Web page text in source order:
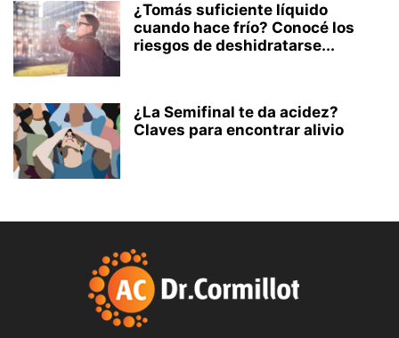
¿Tomás suficiente líquido
cuando hace frío? Conocé los
riesgos de deshidratarse...
¿La Semifinal te da acidez?
Claves para encontrar alivio